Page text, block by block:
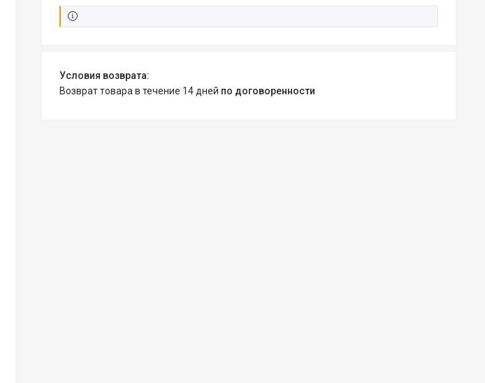
возврат товара в течение 14 дней по договоренности